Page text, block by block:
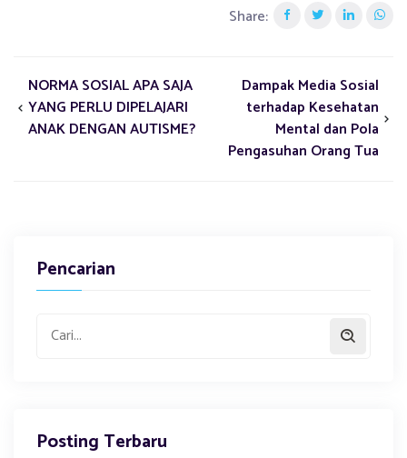
Share:
NORMA SOSIAL APA SAJA
YANG PERLU DIPELAJARI
ANAK DENGAN AUTISME?
Dampak Media Sosial
terhadap Kesehatan
Mental dan Pola
Pengasuhan Orang Tua
Pencarian
Posting Terbaru